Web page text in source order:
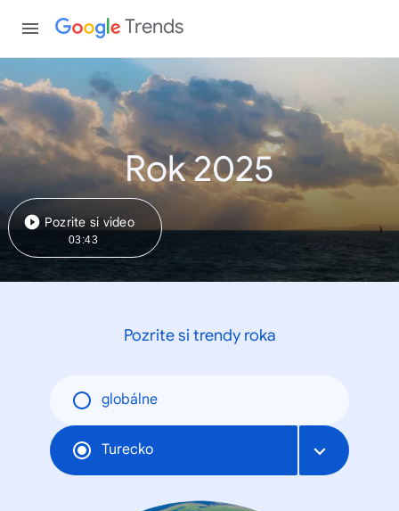
Trends
Rok 2025
Pozrite si video
03:43
Pozrite si trendy roka
globálne
Turecko